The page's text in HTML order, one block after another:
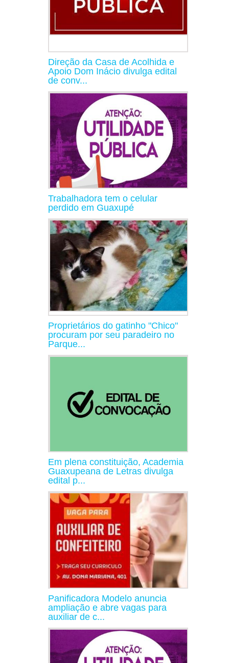
Direção da Casa de Acolhida e
Apoio Dom Inácio divulga edital
de conv...
Trabalhadora tem o celular
perdido em Guaxupé
Proprietários do gatinho "Chico"
procuram por seu paradeiro no
Parque...
Em plena constituição, Academia
Guaxupeana de Letras divulga
edital p...
Panificadora Modelo anuncia
ampliação e abre vagas para
auxiliar de c...